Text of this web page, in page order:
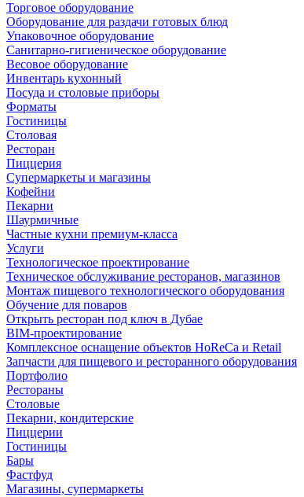
Торговое оборудование
Оборудование для раздачи готовых блюд
Упаковочное оборудование
Санитарно-гигиеническое оборудование
Весовое оборудование
Инвентарь кухонный
Посуда и столовые приборы
Форматы
Гостиницы
Столовая
Ресторан
Пиццерия
Супермаркеты и магазины
Кофейни
Пекарни
Шаурмичные
Частные кухни премиум-класса
Услуги
Технологическое проектирование
Техническое обслуживание ресторанов, магазинов
Монтаж пищевого технологического оборудования
Обучение для поваров
Открыть ресторан под ключ в Дубае
BIM-проектирование
Комплексное оснащение объектов HoReCa и Retail
Запчасти для пищевого и ресторанного оборудования
Портфолио
Рестораны
Столовые
Пекарни, кондитерские
Пиццерии
Гостиницы
Бары
Фастфуд
Магазины, супермаркеты